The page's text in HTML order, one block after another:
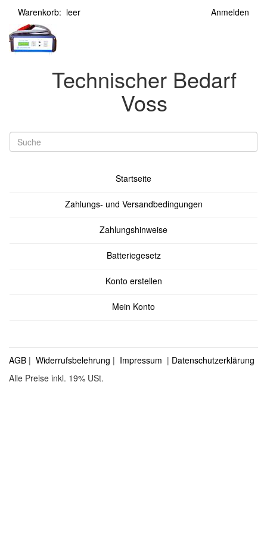
Warenkorb: leer Anmelden
Technischer Bedarf
Voss
Startseite
Zahlungs- und Versandbedingungen
Zahlungshinweise
Batteriegesetz
Konto erstellen
Mein Konto
AGB | Widerrufsbelehrung | Impressum | Datenschutzerklärung
Alle Preise inkl. 19% USt.